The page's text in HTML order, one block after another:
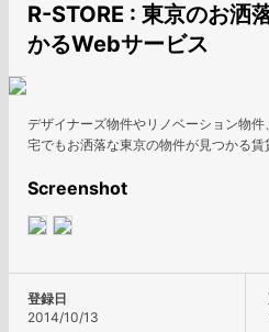
R-STORE : 東京のお洒
かるWebサービス
デザイナーズ物件やリノベーション物
宅でもお洒落な東京の物件が見つかる賃
Screenshot
登録日
2014/10/13